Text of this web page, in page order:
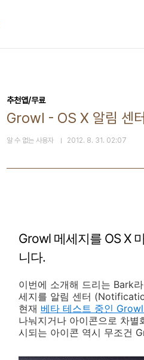
추천앱/무료
Growl - OS X 알림 센
알 수 없는 사용자 2012. 8. 31. 02:07
Growl 메세지를 OS X
니다.
이번에 소개해 드리는 Bark
세지를 알림 센터
현재 베타 테스트 중인
나눠지거나 아이콘으로 차
시되는 아이콘 역시 무조건